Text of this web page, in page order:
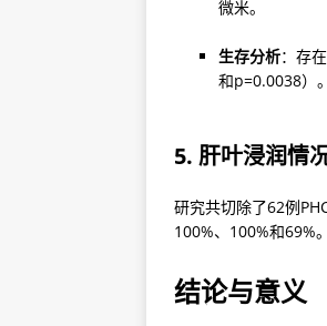
微米。
生存分析：存
和p=0.0038）
5. 肝叶浸润情
研究共切除了62例
100%、100%和69%
结论与意义